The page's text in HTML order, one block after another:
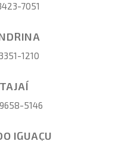
7051
1210
5146
IGUAÇU